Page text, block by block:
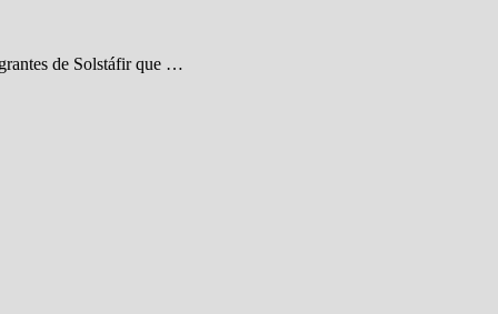
de Solstáfir que …